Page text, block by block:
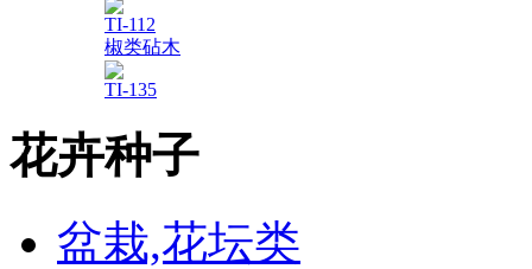
TI-112
椒类砧木
TI-135
花卉种子
盆栽,花坛类